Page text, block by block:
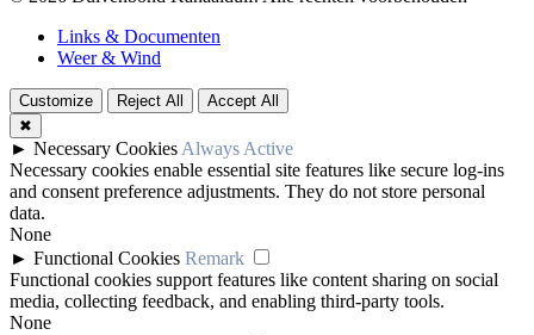
Links & Documenten
Weer & Wind
Customize Reject All
Accept All
✖
► Necessary Cookies Always Active
Necessary cookies enable essential site features like secure log-ins
and consent preference adjustments. They do not store personal
data.
None
► Functional Cookies Remark
Functional cookies support features like content sharing on social
media, collecting feedback, and enabling third-party tools.
None